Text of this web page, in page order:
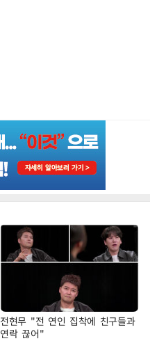
전현무 "전 연인 집착에 친구들과
연락 끊어"